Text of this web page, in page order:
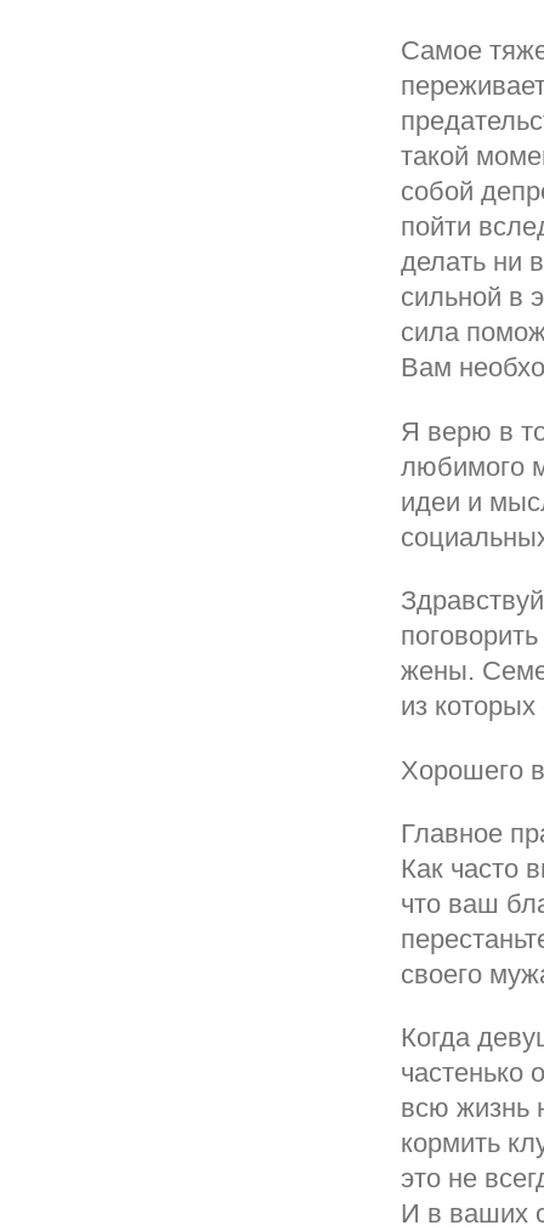
Самое
такой
собой
пойти
делать ни
сильной в
сила
Вам
Я верю в
любимого
идеи и
жены.
из
Хорошего
Главное
Как часто
что ваш
своего
Когда
частенько
всю жизнь
кормить
это не
И в ваших